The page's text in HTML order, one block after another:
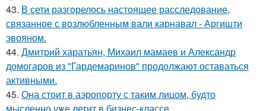
43. В сети разгорелось настоящее расследование,
связанное с возлюбленным вали карнавал - Аргишти
эвояном.
44. Дмитрий харатьян, Михаил мамаев и Александр
домогаров из "Гардемаринов" продолжают оставаться
активными.
45. Она стоит в аэропорту с таким лицом, будто